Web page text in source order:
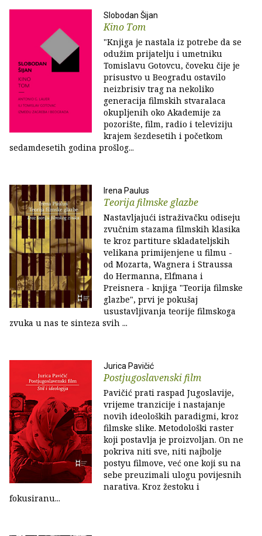
Slobodan Šijan
Kino Tom
"Knjiga je nastala iz potrebe da se
odužim prijatelju i umetniku
Tomislavu Gotovcu, čoveku čije je
prisustvo u Beogradu ostavilo
neizbrisiv trag na nekoliko
generacija filmskih stvaralaca
okupljenih oko Akademije za
pozorište, film, radio i televiziju
krajem šezdesetih i početkom
sedamdesetih godina prošlog...
Irena Paulus
Teorija filmske glazbe
Nastavljajući istraživačku odiseju
zvučnim stazama filmskih klasika
te kroz partiture skladateljskih
velikana primijenjene u filmu -
od Mozarta, Wagnera i Straussa
do Hermanna, Elfmana i
Preisnera - knjiga "Teorija filmske
glazbe", prvi je pokušaj
usustavljivanja teorije filmskoga
zvuka u nas te sinteza svih ...
Jurica Pavičić
Postjugoslavenski film
Pavičić prati raspad Jugoslavije,
vrijeme tranzicije i nastajanje
novih ideoloških paradigmi, kroz
filmske slike. Metodološki raster
koji postavlja je proizvoljan. On ne
pokriva niti sve, niti najbolje
postyu filmove, već one koji su na
sebe preuzimali ulogu povijesnih
narativa. Kroz žestoku i
fokusiranu...